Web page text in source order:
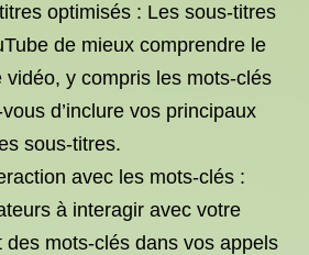
optimisés : Les sous-titres
de mieux comprendre le
vidéo, y compris les mots-clés
d’inclure vos principaux
sous-titres.
avec les mots-clés :
à interagir avec votre
des mots-clés dans vos appels